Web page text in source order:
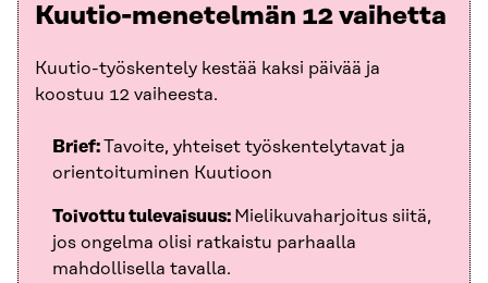
Kuutio-menetelmän 12 vaihetta
Kuutio-työskentely kestää kaksi päivää ja
koostuu 12 vaiheesta.
Brief:Tavoite, yhteiset työskentelytavat ja
orientoituminen Kuutioon
Toivottu tulevaisuus: Mielikuvaharjoitus siitä,
jos ongelma olisi ratkaistu parhaalla
mahdollisella tavalla.